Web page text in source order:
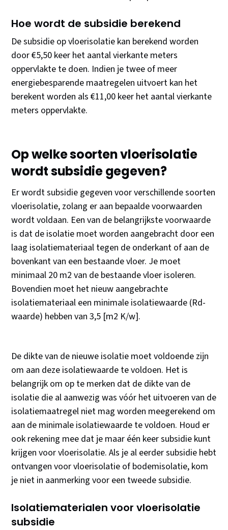
Hoe wordt de subsidie berekend
De subsidie op vloerisolatie kan berekend worden
door €5,50 keer het aantal vierkante meters
oppervlakte te doen. Indien je twee of meer
energiebesparende maatregelen uitvoert kan het
berekent worden als €11,00 keer het aantal vierkante
meters oppervlakte.
Op welke soorten vloerisolatie
wordt subsidie gegeven?
Er wordt subsidie gegeven voor verschillende soorten
vloerisolatie, zolang er aan bepaalde voorwaarden
wordt voldaan. Een van de belangrijkste voorwaarde
is dat de isolatie moet worden aangebracht door een
laag isolatiemateriaal tegen de onderkant of aan de
bovenkant van een bestaande vloer. Je moet
minimaal 20 m2 van de bestaande vloer isoleren.
Bovendien moet het nieuw aangebrachte
isolatiemateriaal een minimale isolatiewaarde (Rd-
waarde) hebben van 3,5 [m2 K/w].
De dikte van de nieuwe isolatie moet voldoende zijn
om aan deze isolatiewaarde te voldoen. Het is
belangrijk om op te merken dat de dikte van de
isolatie die al aanwezig was vóór het uitvoeren van de
isolatiemaatregel niet mag worden meegerekend om
aan de minimale isolatiewaarde te voldoen. Houd er
ook rekening mee dat je maar één keer subsidie kunt
krijgen voor vloerisolatie. Als je al eerder subsidie hebt
ontvangen voor vloerisolatie of bodemisolatie, kom
je niet in aanmerking voor een tweede subsidie.
Isolatiematerialen voor vloerisolatie
subsidie